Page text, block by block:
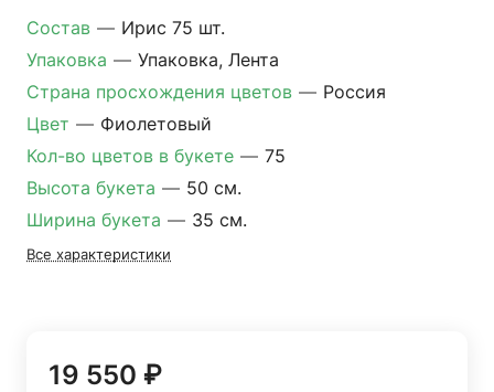
Состав — Ирис 75 шт.
Упаковка — Упаковка, Лента
Страна просхождения цветов — Россия
Цвет — Фиолетовый
Кол-во цветов в букете — 75
Высота букета — 50 см.
Ширина букета — 35 см.
Все характеристики
19 550 ₽